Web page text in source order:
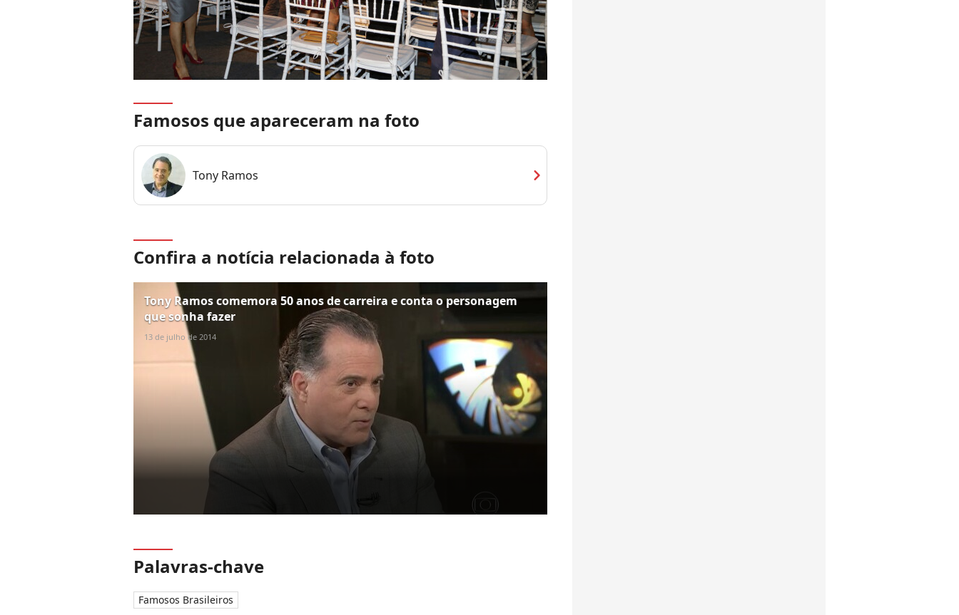
Famosos que apareceram na foto
Tony Ramos chevron_right
Confira a notícia relacionada à foto
Tony Ramos comemora 50 anos de carreira e conta o personagem
que sonha fazer
13 de julho de 2014
Palavras-chave
Famosos Brasileiros